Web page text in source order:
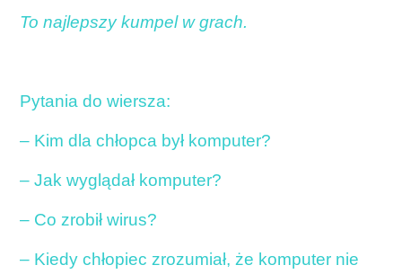
To najlepszy kumpel w grach.
Pytania do wiersza:
– Kim dla chłopca był komputer?
– Jak wyglądał komputer?
– Co zrobił wirus?
– Kiedy chłopiec zrozumiał, że komputer nie